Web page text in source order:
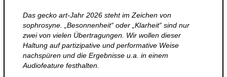
Das gecko art-Jahr 2026 steht im Zeichen von
sophrosyne. „Besonnenheit“ oder „Klarheit“ sind nur
zwei von vielen Übertragungen. Wir wollen dieser
Haltung auf partizipative und performative Weise
nachspüren und die Ergebnisse u.a. in einem
Audiofeature festhalten.